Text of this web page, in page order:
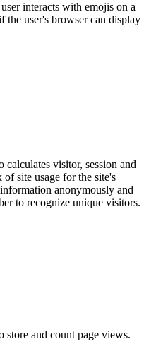
interacts with emojis on a
the user's browser can display
visitor, session and
of site usage for the site's
anonymously and
to recognize unique visitors.
store and count page views.